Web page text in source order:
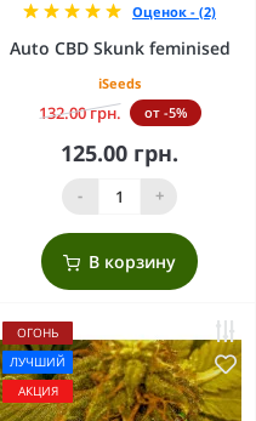
Оценок - (2)
Auto CBD Skunk feminised
iSeeds
132.00 грн. от -5%
125.00 грн.
- +
В корзину
ОГОНЬ
ЛУЧШИЙ
АКЦИЯ